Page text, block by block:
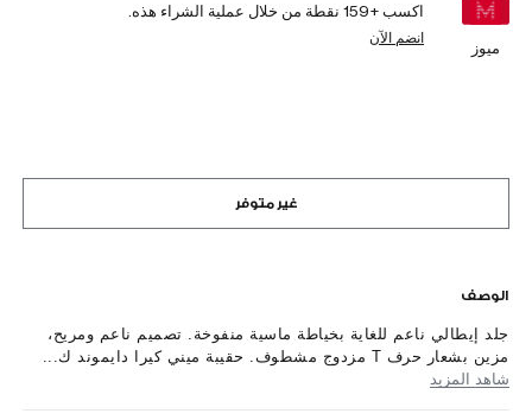
ميوز
اكسب +159 نقطة من خلال عملية الشراء هذه.
انضم الآن
غير متوفر
الوصف
جلد إيطالي ناعم للغاية بخياطة ماسية منفوخة. تصميم ناعم ومريح،
مزين بشعار حرف T مزدوج مشطوف. حقيبة ميني كيرا دايموند ك...
شاهد المزيد